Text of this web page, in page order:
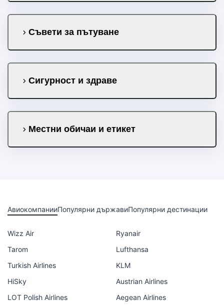
Съвети за пътуване
Сигурност и здраве
Местни обичаи и етикет
АвиокомпанииПопулярни държавиПопулярни дестинации
Wizz Air
Ryanair
Tarom
Lufthansa
Turkish Airlines
KLM
HiSky
Austrian Airlines
LOT Polish Airlines
Aegean Airlines